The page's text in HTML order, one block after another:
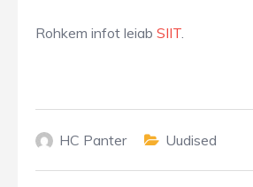
Rohkem infot leiab SIIT.
HC Panter Uudised